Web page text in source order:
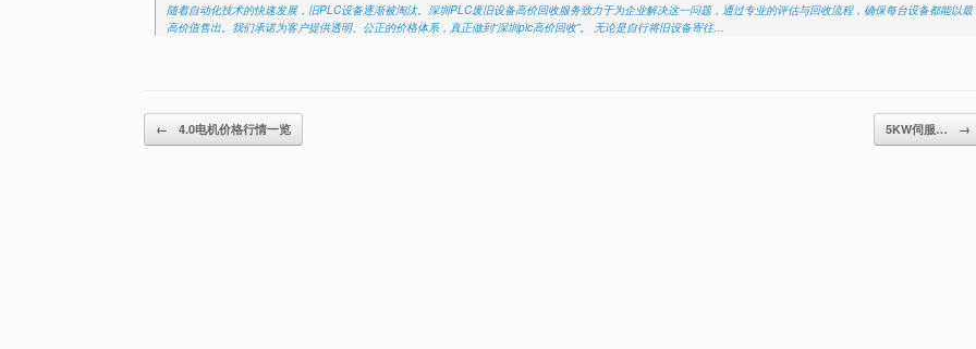
随着自动化技术的快速发展，旧PLC设备逐渐被淘汰。深圳PLC废旧设备高价回收服务致力于为企业解决这一问题，通过专业的评估与回收流程，确保每台设备都能以最
高价值售出。我们承诺为客户提供透明、公正的价格体系，真正做到“深圳plc高价回收”。 无论是自行将旧设备寄往…
Post navigation
← 4.0电机价格行情一览 5KW伺服… →